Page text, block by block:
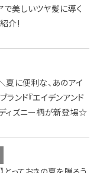
で美しいツヤ髪に導く
介!
夏に便利な、あのアイ
ランド『エイデンアンド
ディズニー柄が新登場☆